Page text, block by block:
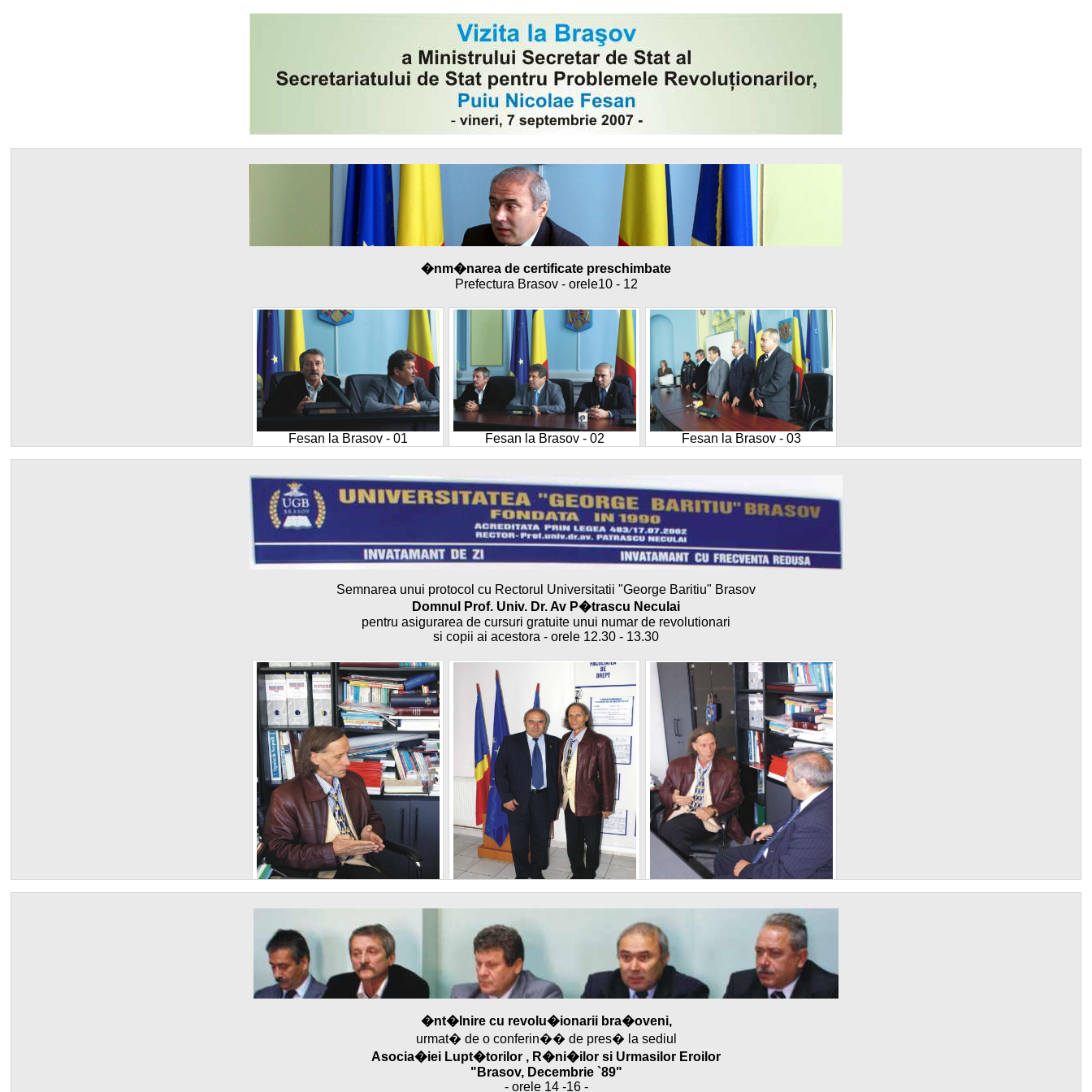
�nm�narea de certificate preschimbate
Prefectura Brasov - orele10 - 12
Fesan la Brasov - 01 Fesan la Brasov - 02 Fesan la Brasov - 03
Fesan la Brasov - 04 Fesan la Brasov - 05 Fesan la Brasov - 06
Fesan la Brasov - 07 Fesan la Brasov - 08 Fesan la Brasov - 09
Fesan la Brasov - 10 Fesan la Brasov - 11 Fesan la Brasov - 12
Fesan la Brasov - 14
Semnarea unui protocol cu Rectorul Universitatii "George Baritiu" Brasov
Domnul Prof. Univ. Dr. Av P�trascu Neculai
pentru asigurarea de cursuri gratuite unui numar de revolutionari
si copii ai acestora - orele 12.30 - 13.30
Fesan la Univ. - 28 Fesan la Univ. - 29 Fesan la Univ. - 30
Fesan la Univ - 32
�nt�lnire cu revolu�ionarii bra�oveni,
urmat� de o conferin�� de pres� la sediul
Asocia�iei Lupt�torilor , R�ni�ilor si Urmasilor Eroilor
"Brasov, Decembrie `89"
- orele 14 -16 -